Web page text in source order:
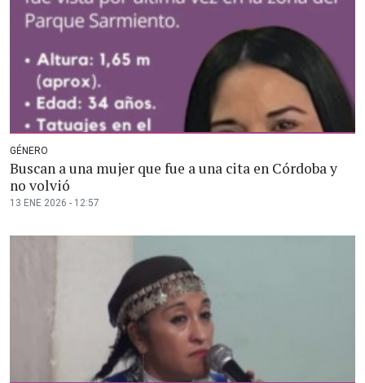
GÉNERO
Buscan a una mujer que fue a una cita en Córdoba y
no volvió
13 ENE 2026 - 12:57